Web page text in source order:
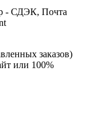
- СДЭК, Почта
заказов)
или 100%